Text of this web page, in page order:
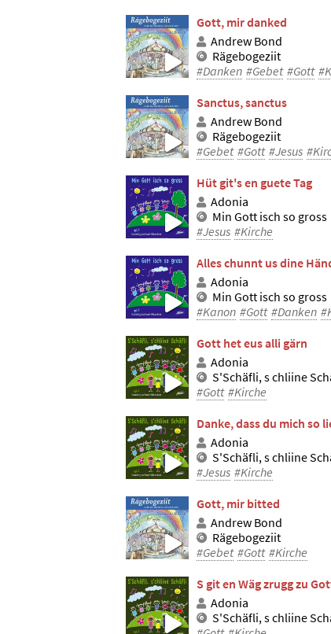
Gott, mir danked
Andrew Bond
Rägebogeziit
#Danken #Gebet #Gott
Sanctus, sanctus
Andrew Bond
Rägebogeziit
#Gebet #Gott #Jesus
Hüt git's en guete Tag
Adonia
Min Gott isch so gross
#Jesus #Kirche
Alles chunnt us dine
Adonia
Min Gott isch so gross
#Kanon #Gott #Danken
Gott het eus alli gärn
Adonia
S'Schäfli, s chliine
#Gott #Kirche
Danke, dass du mich so
Adonia
S'Schäfli, s chliine
#Jesus #Kirche
Gott, mir bitted
Andrew Bond
Rägebogeziit
#Gebet #Gott #Kirche
S git en Wäg zrugg zu
Adonia
S'Schäfli, s chliine